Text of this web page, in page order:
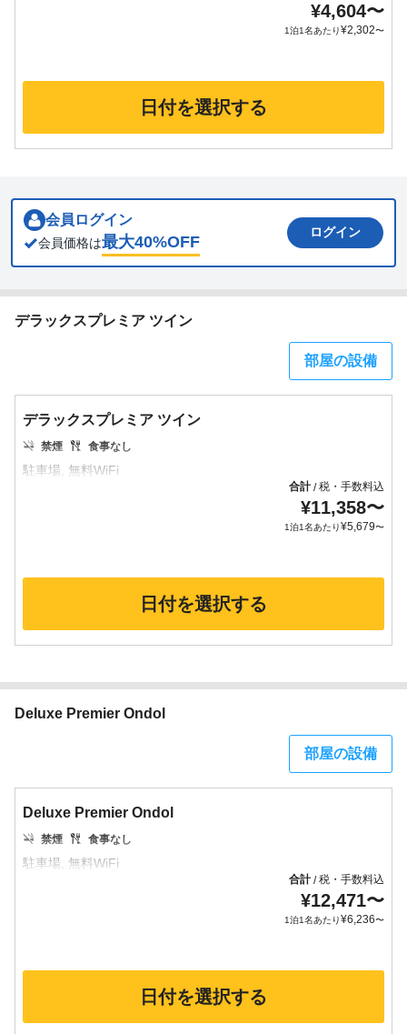
¥4,604〜
1泊1名あたり¥2,302〜
日付を選択する
会員ログイン
会員価格は最大40%OFF
ログイン
デラックスプレミア ツイン
部屋の設備
デラックスプレミア ツイン
禁煙 食事なし
合計/税・手数料込
¥11,358〜
1泊1名あたり¥5,679〜
日付を選択する
Deluxe Premier Ondol
部屋の設備
Deluxe Premier Ondol
禁煙 食事なし
合計/税・手数料込
¥12,471〜
1泊1名あたり¥6,236〜
日付を選択する